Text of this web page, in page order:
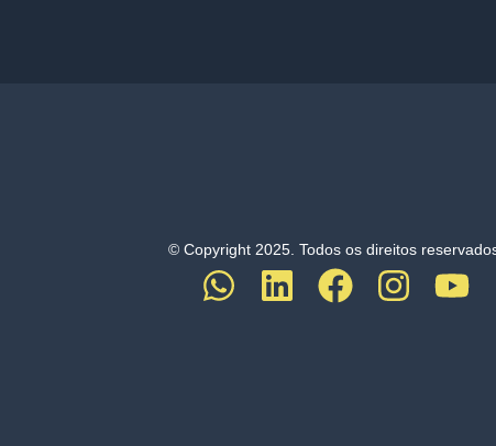
© Copyright 2025. Todos os direitos